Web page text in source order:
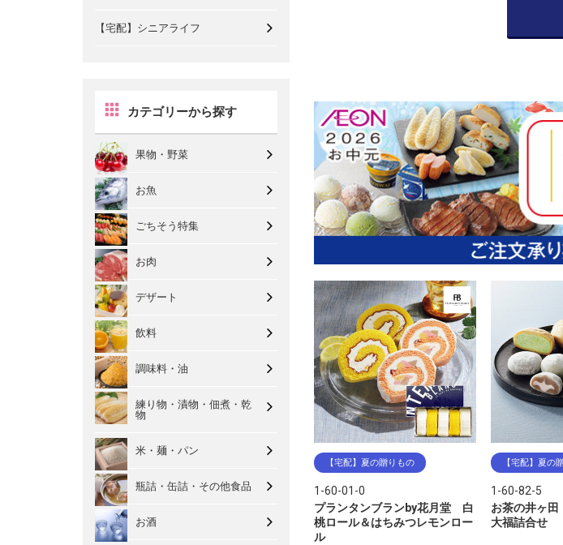
【宅配】シニアライフ
カテゴリーから探す
果物・野菜
お魚
ごちそう特集
お肉
デザート
飲料
調味料・油
練り物・漬物・佃煮・乾
物
米・麺・パン
瓶詰・缶詰・その他食品
お酒
【宅配】夏の贈りもの
1-60-01-0
プランタンブランby花月堂 白
桃ロール＆はちみつレモンロー
ル
【宅配】夏の
1-60-82-5
お茶の井ヶ
大福詰合せ